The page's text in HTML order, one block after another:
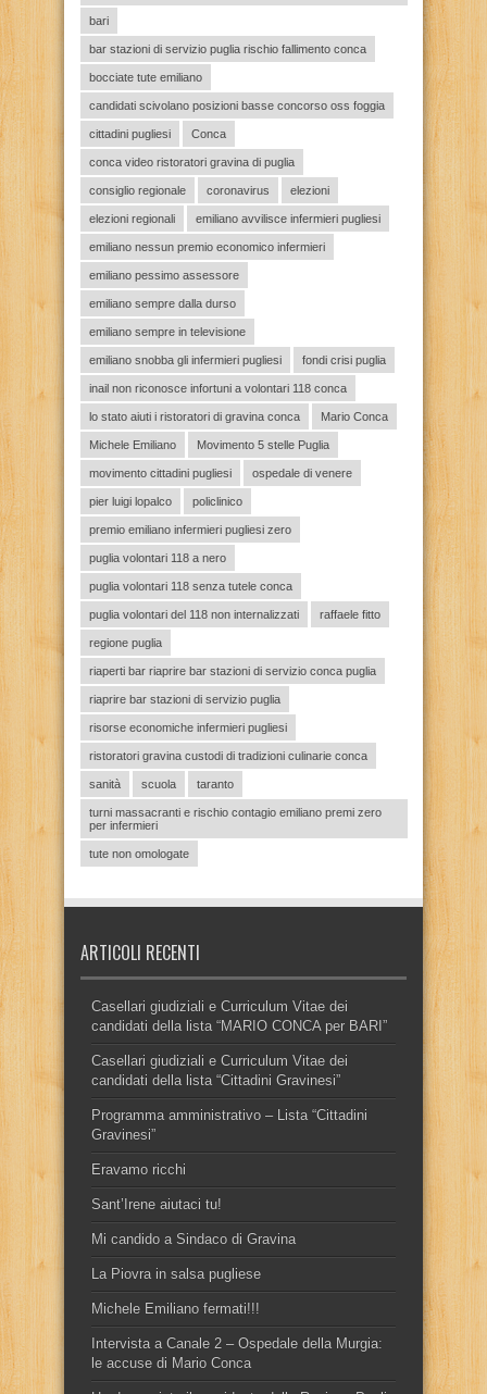
bari
bar stazioni di servizio puglia rischio fallimento conca
bocciate tute emiliano
candidati scivolano posizioni basse concorso oss foggia
cittadini pugliesi Conca
conca video ristoratori gravina di puglia
consiglio regionale coronavirus elezioni
elezioni regionali emiliano avvilisce infermieri pugliesi
emiliano nessun premio economico infermieri
emiliano pessimo assessore
emiliano sempre dalla durso
emiliano sempre in televisione
emiliano snobba gli infermieri pugliesi fondi crisi puglia
inail non riconosce infortuni a volontari 118 conca
lo stato aiuti i ristoratori di gravina conca Mario Conca
Michele Emiliano Movimento 5 stelle Puglia
movimento cittadini pugliesi ospedale di venere
pier luigi lopalco policlinico
premio emiliano infermieri pugliesi zero
puglia volontari 118 a nero
puglia volontari 118 senza tutele conca
puglia volontari del 118 non internalizzati raffaele fitto
regione puglia
riaperti bar riaprire bar stazioni di servizio conca puglia
riaprire bar stazioni di servizio puglia
risorse economiche infermieri pugliesi
ristoratori gravina custodi di tradizioni culinarie conca
sanità scuola taranto
turni massacranti e rischio contagio emiliano premi zero
per infermieri
tute non omologate
ARTICOLI RECENTI
Casellari giudiziali e Curriculum Vitae dei
candidati della lista “MARIO CONCA per BARI”
Casellari giudiziali e Curriculum Vitae dei
candidati della lista “Cittadini Gravinesi”
Programma amministrativo – Lista “Cittadini
Gravinesi”
Eravamo ricchi
Sant’Irene aiutaci tu!
Mi candido a Sindaco di Gravina
La Piovra in salsa pugliese
Michele Emiliano fermati!!!
Intervista a Canale 2 – Ospedale della Murgia:
le accuse di Mario Conca